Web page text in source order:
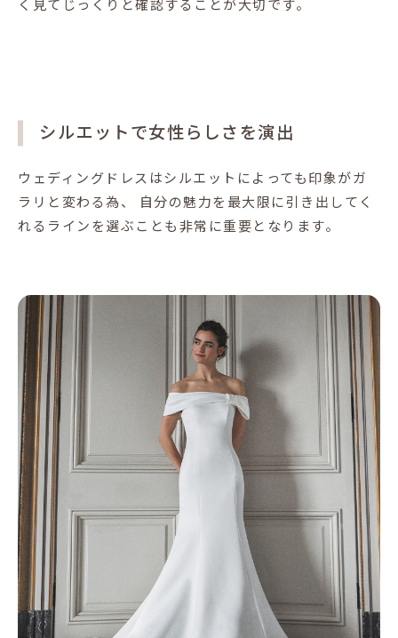
く見てじっくりと確認することが大切です。
シルエットで女性らしさを演出
ウェディングドレスはシルエットによっても印象がガ
ラリと変わる為、
自分の魅力を最大限に引き出してく
れるラインを選ぶことも非常に重要となります。